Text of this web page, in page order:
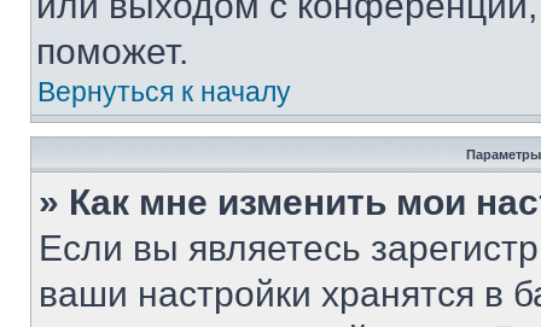
поможет.
Вернуться к началу
Параметры
» Как мне изменить мои
Если вы являетесь
ваши настройки хранятся в